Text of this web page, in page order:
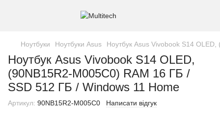
Ноутбуки Ноутбуки Asus Ноутбук Asus Vivobook S14
Ноутбук Asus Vivobook S14 OLED,
(90NB15R2-M005C0) RAM 16 ГБ /
SSD 512 ГБ / Windows 11 Home
Артикул: 90NB15R2-M005C0 Написати відгук